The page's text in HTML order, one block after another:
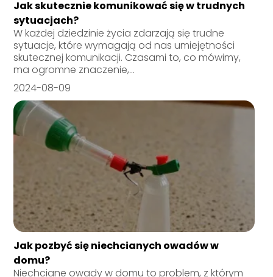
Jak skutecznie komunikować się w trudnych
sytuacjach?
W każdej dziedzinie życia zdarzają się trudne
sytuacje, które wymagają od nas umiejętności
skutecznej komunikacji. Czasami to, co mówimy,
ma ogromne znaczenie,...
2024-08-09
Jak pozbyć się niechcianych owadów w
domu?
Niechciane owady w domu to problem, z którym